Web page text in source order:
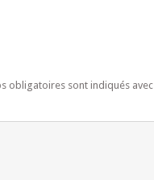
obligatoires sont indiqués avec